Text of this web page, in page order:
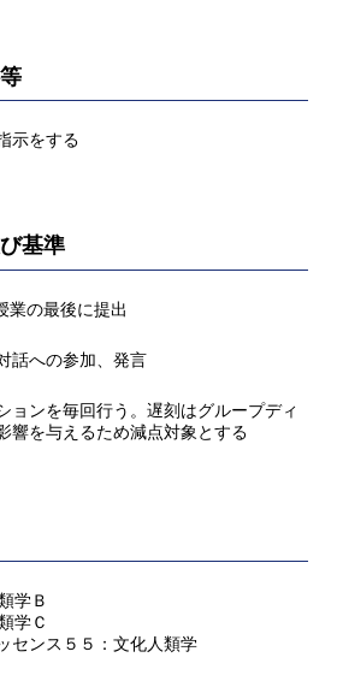
示をする
基準
業の最後に提出
話への参加、発言
ョンを毎回行う。遅刻はグループディ
響を与えるため減点対象とする
学Ｂ
学Ｃ
センス５５：文化人類学